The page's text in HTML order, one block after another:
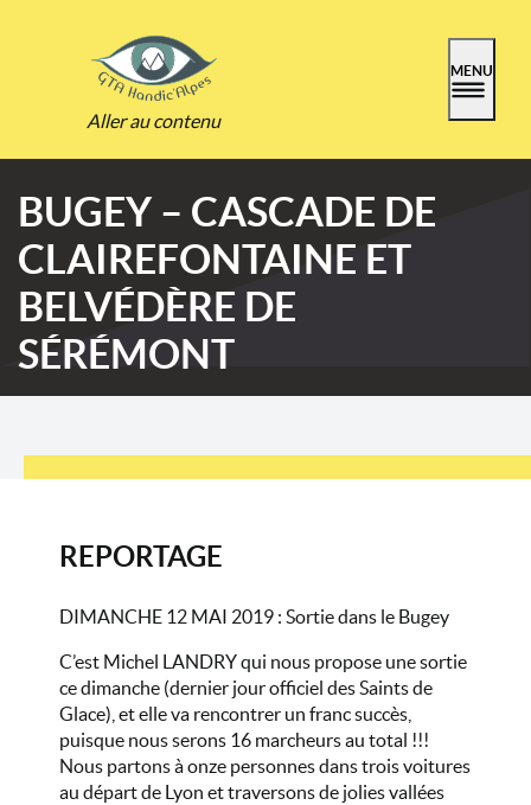
Aller au contenu
MENU
BUGEY – CASCADE DE
CLAIREFONTAINE ET
BELVÉDÈRE DE
SÉRÉMONT
REPORTAGE
DIMANCHE 12 MAI 2019 : Sortie dans le Bugey
C’est Michel LANDRY qui nous propose une sortie
ce dimanche (dernier jour officiel des Saints de
Glace), et elle va rencontrer un franc succès,
puisque nous serons 16 marcheurs au total !!!
Nous partons à onze personnes dans trois voitures
au départ de Lyon et traversons de jolies vallées